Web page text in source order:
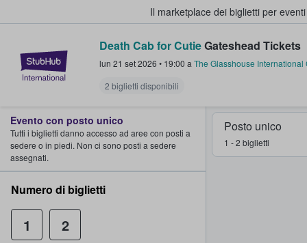
Il marketplace dei biglietti per
StubHub - Dove i fan
Death Cab for CutieGateshead Tickets
lun 21 set 2026 • 19:00 a The Glasshouse International
2 biglietti disponibili
Posto unico
1 - 2 biglietti
Evento con posto unico
Tutti i biglietti danno accesso ad aree con posti a
sedere o in piedi. Non ci sono posti a sedere
assegnati.
Numero di biglietti
1 2